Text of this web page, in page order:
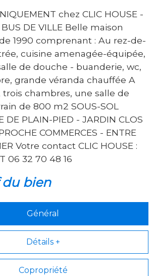
chez CLIC HOUSE -
DE VILLE Belle maison
1990 comprenant : Au rez-de-
cuisine amenagée-équipée,
de douche - buanderie, wc,
grande véranda chauffée A
trois chambres, une salle de
de 800 m2 SOUS-SOL
DE PLAIN-PIED - JARDIN CLOS
COMMERCES - ENTRE
Votre contact CLIC HOUSE :
06 32 70 48 16
du bien
Général
Détails +
Copropriété